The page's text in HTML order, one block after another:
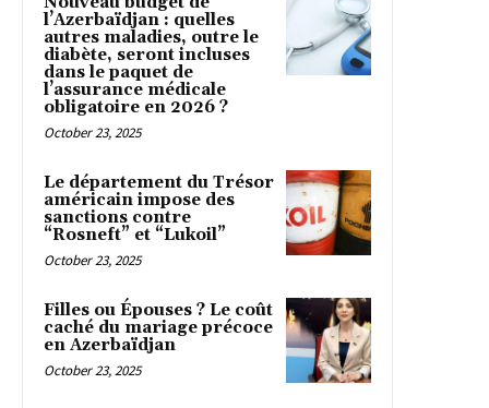
l’Azerbaïdjan : quelles
autres maladies, outre le
diabète, seront incluses
dans le paquet de
l’assurance médicale
obligatoire en 2026 ?
October 23, 2025
Le département du Trésor
américain impose des
sanctions contre
“Rosneft” et “Lukoil”
October 23, 2025
Filles ou Épouses ? Le coût
caché du mariage précoce
en Azerbaïdjan
October 23, 2025